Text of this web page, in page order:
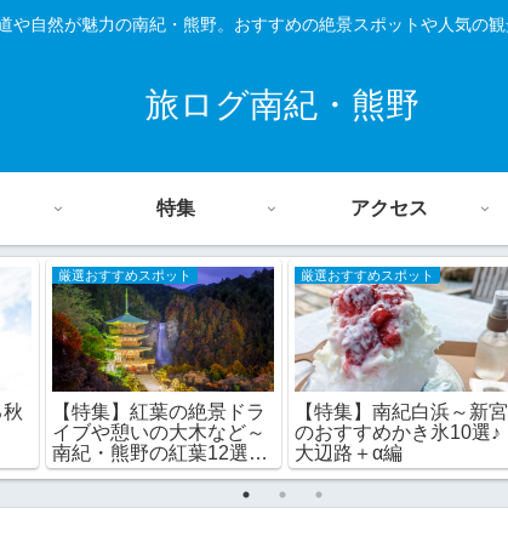
や自然が魅力の南紀・熊野。おすすめの絶景スポットや人気の観
旅ログ南紀・熊野
特集 アクセス
秋
厳選おすすめスポット
【特集】紅葉の絶景ドラ
イブや憩いの大木など～
南紀・熊野の紅葉12選♪
和歌山県編
厳選おすすめスポット
【特集】南紀白浜～新宮
のおすすめかき氷10選♪
大辺路＋α編